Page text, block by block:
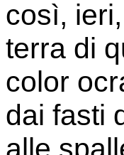
così,
terra di
color
dai fasti